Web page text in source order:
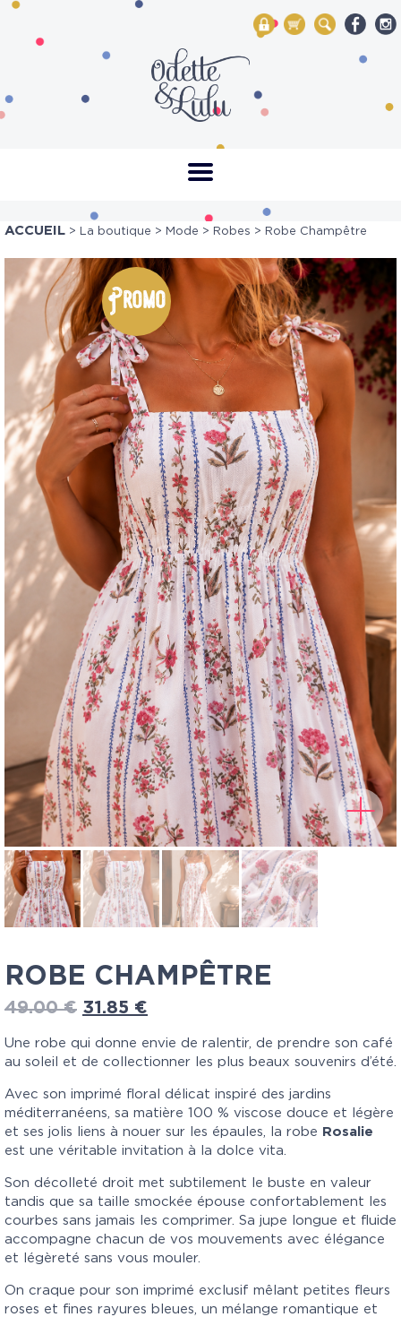
My Account
Mon panier
Rechercher
ACCUEIL > La boutique > Mode > Robes > Robe Champêtre
Promo
ROBE CHAMPÊTRE
49.00€ 31.85 €
Une robe qui donne envie de ralentir, de prendre son café
au soleil et de collectionner les plus beaux souvenirs d’été.
Avec son imprimé floral délicat inspiré des jardins
méditerranéens, sa matière 100 % viscose douce et légère
et ses jolis liens à nouer sur les épaules, la robe Rosalie
est une véritable invitation à la dolce vita.
Son décolleté droit met subtilement le buste en valeur
tandis que sa taille smockée épouse confortablement les
courbes sans jamais les comprimer. Sa jupe longue et fluide
accompagne chacun de vos mouvements avec élégance
et légèreté sans vous mouler.
On craque pour son imprimé exclusif mêlant petites fleurs
roses et fines rayures bleues, un mélange romantique et